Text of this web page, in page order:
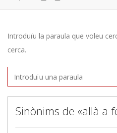
Introduïu la paraula que voleu
cerca.
Sinònims de «allà a